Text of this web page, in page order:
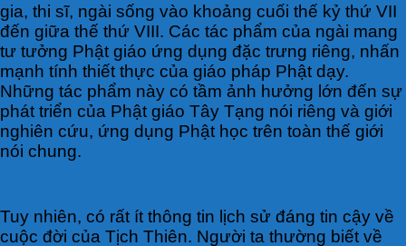
gia, thi sĩ, ngài sống vào khoảng cuối thế kỷ thứ VII
đến giữa thế thứ VIII. Các tác phẩm của ngài mang
tư tưởng Phật giáo ứng dụng đặc trưng riêng, nhấn
mạnh tính thiết thực của giáo pháp Phật dạy.
Những tác phẩm này có tầm ảnh hưởng lớn đến sự
phát triển của Phật giáo Tây Tạng nói riêng và giới
nghiên cứu, ứng dụng Phật học trên toàn thế giới
nói chung.
Tuy nhiên, có rất ít thông tin lịch sử đáng tin cậy về
cuộc đời của Tịch Thiên. Người ta thường biết về